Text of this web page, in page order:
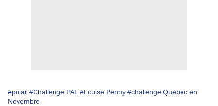
#polar #Challenge PAL #Louise Penny #challenge Québec en
Novembre